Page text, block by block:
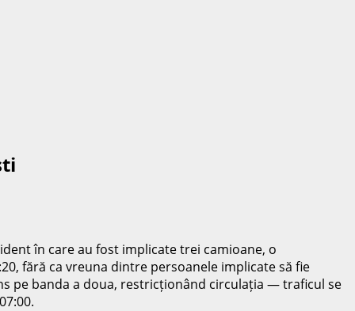
în care au fost implicate trei camioane, o
fără ca vreuna dintre persoanele implicate să fie
pe banda a doua, restricționând circulația — traficul se